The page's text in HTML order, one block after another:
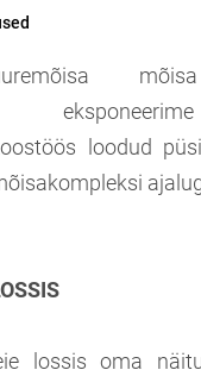
loodud
lossis oma